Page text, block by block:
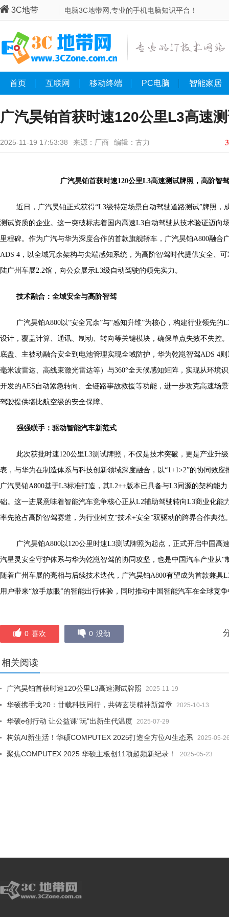
3C地带 电脑3C地带网,专业的手机电脑知识平台！
首页 互联网 移动终端 PC电脑 智能家居
广汽昊铂首获时速120公里L3高速
2025-11-19 17:53:38 来源：厂商 编辑：古力
广汽昊铂首获时速120公里L3高速测试牌照，高阶智
近日，广汽昊铂正式获得“L3级特定场景自动驾驶道路测试”牌照，
测试资质的企业。这一突破标志着国内高速L3自动驾驶从技术验证迈向
里程碑。作为广汽与华为深度合作的首款旗舰轿车，广汽昊铂A800融合
ADS 4，以全域冗余架构与尖端感知系统，为高阶智驾时代提供安全、
陆广州车展2.2馆，向公众展示L3级自动驾驶的领先实力。
技术融合：全域安全与高阶智驾
广汽昊铂A800以“安全冗余”与“感知升维”为核心，构建行业领先
设计，覆盖计算、通讯、制动、转向等关键模块，确保单点失效不失控
底盘、主被动融合安全到电池管理实现全域防护，华为乾崑智驾ADS 4
毫米波雷达、高线束激光雷达等）与360°全天候感知矩阵，实现从环境
开发的AES自动紧急转向、全链路事故救援等功能，进一步攻克高速场
驾驶提供堪比航空级的安全保障。
强强联手：驱动智能汽车新范式
此次获批时速120公里L3测试牌照，不仅是技术突破，更是产业升
表，与华为在制造体系与科技创新领域深度融合，以“1+1>2”的协同效
广汽昊铂A800基于L3标准打造，其L2++版本已具备与L3同源的架构能
础。这一进展意味着智能汽车竞争核心正从L2辅助驾驶转向L3商业化能
率先抢占高阶智驾赛道，为行业树立“技术+安全”双驱动的跨界合作典范
广汽昊铂A800以120公里时速L3测试牌照为起点，正式开启中国高
汽星灵安全守护体系与华为乾崑智驾的协同攻坚，也是中国汽车产业从“
随着广州车展的亮相与后续技术迭代，广汽昊铂A800有望成为首款兼具
用户带来“放手放眼”的智能出行体验，同时推动中国智能汽车在全球竞
0 喜欢 0 没劲
相关阅读
广汽昊铂首获时速120公里L3高速测试牌照 2025-11-19
华硕携手戈20：廿载科技同行，共铸玄奘精神新篇章 2025-10-13
华硕e创行动 让公益课"玩"出新生代温度 2025-07-29
构筑AI新生活！华硕COMPUTEX 2025打造全方位AI生态系 2025-05-
聚焦COMPUTEX 2025 华硕主板创11项超频新纪录！ 2025-05-23